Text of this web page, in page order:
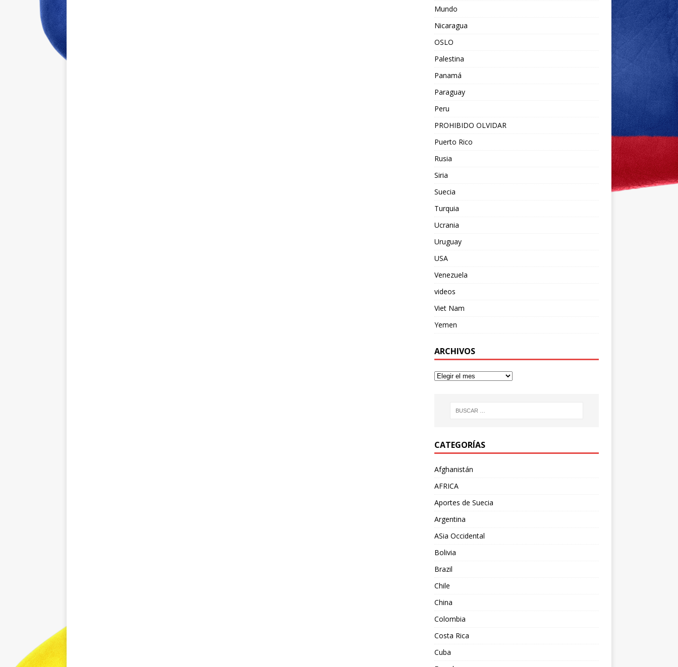
Mundo
Nicaragua
OSLO
Palestina
Panamá
Paraguay
Peru
PROHIBIDO OLVIDAR
Puerto Rico
Rusia
Siria
Suecia
Turquia
Ucrania
Uruguay
USA
Venezuela
videos
Viet Nam
Yemen
ARCHIVOS
CATEGORÍAS
Afghanistán
AFRICA
Aportes de Suecia
Argentina
ASia Occidental
Bolivia
Brazil
Chile
China
Colombia
Costa Rica
Cuba